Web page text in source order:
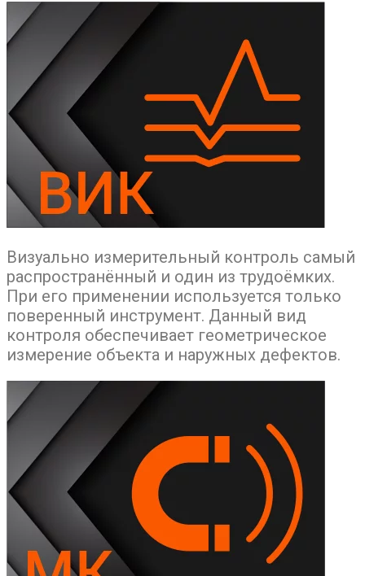
Визуально измерительный контроль самый
распространённый и один из трудоёмких.
При его применении используется только
поверенный инструмент. Данный вид
контроля обеспечивает геометрическое
измерение объекта и наружных дефектов.